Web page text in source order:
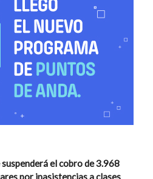
el cobro de 3.968
por inasistencias a clases